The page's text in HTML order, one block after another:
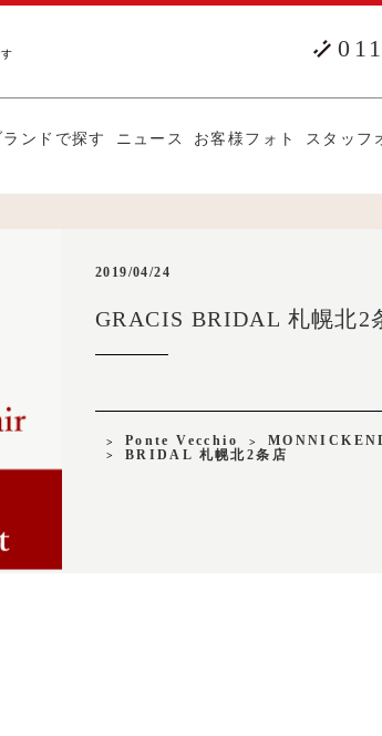
ランドで探す ニュース お客様フォト スタッフ
2019/04/24
GRACIS BRIDAL 札幌北2
Ponte Vecchio
BRIDAL 札幌北2条店